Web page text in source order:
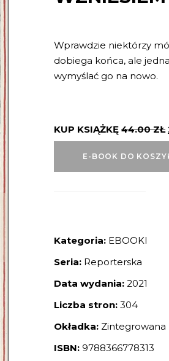
Wprawdzie niektórzy
dobiega końca, ale
wymyślać go na nowo.
KUP KSIĄŻKĘ 44.00ZŁ
E-BOOK DO
Kategoria: EBOOKI
Seria: Reporterska
Data wydania: 2021
Liczba stron: 304
Okładka: Zintegrowana
ISBN: 9788366778313